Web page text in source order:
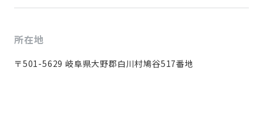
所在地
〒501-5629 岐阜県大野郡白川村鳩谷517番地